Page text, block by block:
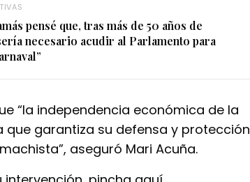
pensé que, tras más de 50 años de
necesario acudir al Parlamento para
“la independencia económica de la
garantiza su defensa y protección
aseguró Mari Acuña.